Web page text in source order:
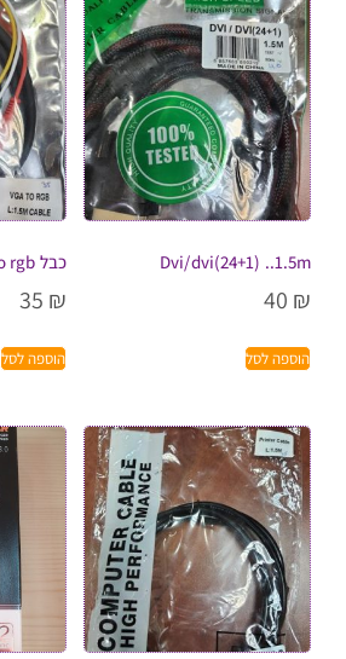
Dvi/dvi(24+1) ..1.5m
40 ₪
הוספה לסל
כבל vga to rgb אורך 1.5 מטר
35 ₪
הוספה לסל